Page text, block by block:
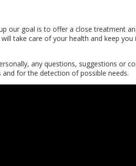
our goal is to offer a close treatment
take care of your health and keep
any questions, suggestions
for the detection of possible needs.